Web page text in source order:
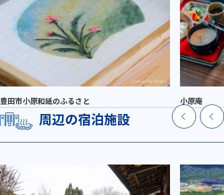
豊田市小原和紙のふるさと 小原庵
周辺の宿泊施設